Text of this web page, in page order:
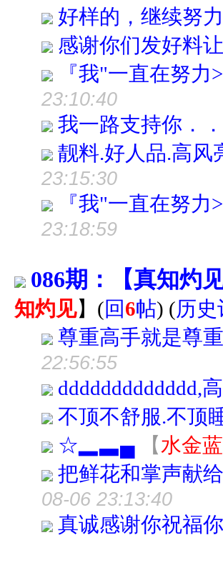
好样的，继续努
感谢你们发好料
『我"一直在努
23:10:40
我一路支持你．．
靓料.好人品.高风
23:15:30
『我"一直在努
23:18:59
086期：【真知灼
知灼见】 (回6帖) (历史
尊重高手就是尊
22:56:55
ddddddddddddd,
不顶不舒服.不顶
☆▂▃▄
【水金蓝
把鲜花和掌声献
08-06 23:13:40
真诚感谢你祝福